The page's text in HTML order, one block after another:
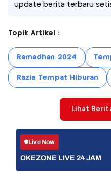
update berita terbaru
Topik Artikel :
Ramadhan 2024
Razia Tempat Hiburan
Lihat
Live Now
OKEZONE LIVE 24 JAM